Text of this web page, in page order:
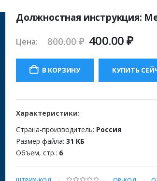
Должностная инструкция:
Цена: 800.00₽
составляла
800.00 ₽.
400.00₽
В КОРЗИНУ КУПИТЬ
Характеристики:
Страна-производитель: Россия
Размер файла: 31 КБ
Объем, стр.: 6